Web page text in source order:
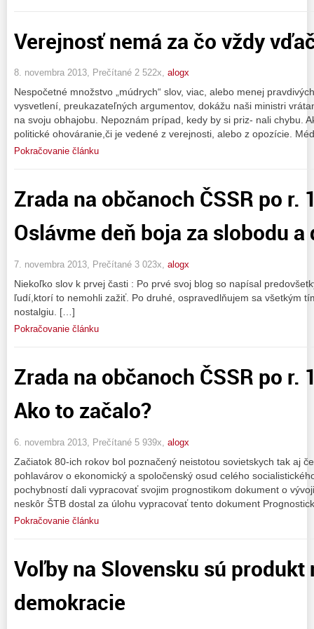
Verejnosť nemá za čo vždy
8. novembra 2013, Prečítané 2 522x, alogx
Nespočetné množstvo „múdrych“ slov, viac, alebo menej
vysvetlení, preukazateľných argumentov, dokážu naši ministri
na svoju obhajobu. Nepoznám prípad, kedy by si priz- nali chybu.
politické ohováranie,či je vedené z verejnosti, alebo z opozície.
Pokračovanie článku
Zrada na občanoch ČSSR po r.
Oslávme deň boja za slobodu
7. novembra 2013, Prečítané 3 023x, alogx
Niekoľko slov k prvej časti : Po prvé svoj blog so napísal
ľudí,ktorí to nemohli zažiť. Po druhé, ospravedlňujem sa všetkým
nostalgiu. […]
Pokračovanie článku
Zrada na občanoch ČSSR po r.
Ako to začalo?
6. novembra 2013, Prečítané 5 939x, alogx
Začiatok 80-ich rokov bol poznačený neistotou sovietskych tak aj
pohlavárov o ekonomický a spoločenský osud celého
pochybností dali vypracovať svojim prognostikom dokument o
neskôr ŠTB dostal za úlohu vypracovať tento dokument
Pokračovanie článku
Voľby na Slovensku sú produkt
demokracie